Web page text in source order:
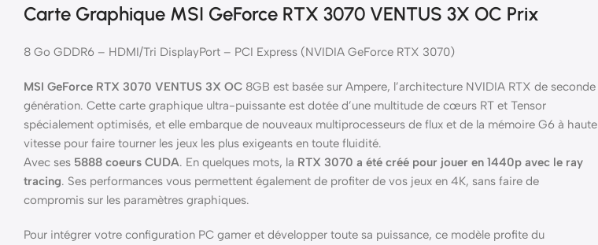
Carte Graphique MSI GeForce RTX 3070 VENTUS 3X OC Prix
8 Go GDDR6 – HDMI/Tri DisplayPort – PCI Express (NVIDIA GeForce RTX 3070)
MSI GeForce RTX 3070 VENTUS 3X OC 8GB est basée sur Ampere, l’architecture NVIDIA RTX de seconde
génération. Cette carte graphique ultra-puissante est dotée d’une multitude de cœurs RT et Tensor
spécialement optimisés, et elle embarque de nouveaux multiprocesseurs de flux et de la mémoire G6 à haute
vitesse pour faire tourner les jeux les plus exigeants en toute fluidité.
Avec ses 5888 coeurs CUDA. En quelques mots, la RTX 3070 a été créé pour jouer en 1440p avec le ray
tracing. Ses performances vous permettent également de profiter de vos jeux en 4K, sans faire de
compromis sur les paramètres graphiques.
Pour intégrer votre configuration PC gamer et développer toute sa puissance, ce modèle profite du